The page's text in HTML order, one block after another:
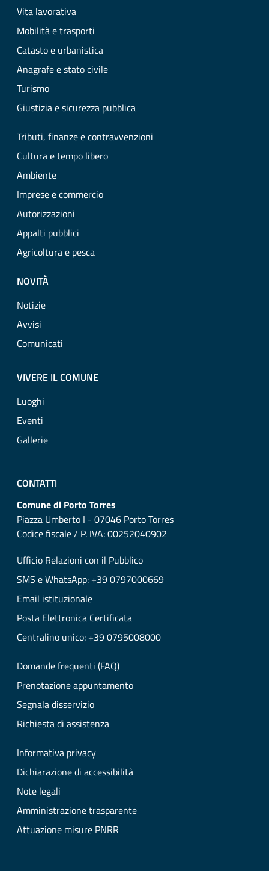
Vita lavorativa
Mobilità e trasporti
Catasto e urbanistica
Anagrafe e stato civile
Turismo
Giustizia e sicurezza pubblica
Tributi, finanze e contravvenzioni
Cultura e tempo libero
Ambiente
Imprese e commercio
Autorizzazioni
Appalti pubblici
Agricoltura e pesca
NOVITÀ
Notizie
Avvisi
Comunicati
VIVERE IL COMUNE
Luoghi
Eventi
Gallerie
CONTATTI
Comune di Porto Torres
Piazza Umberto I - 07046 Porto Torres
Codice fiscale / P. IVA: 00252040902
Ufficio Relazioni con il Pubblico
SMS e WhatsApp: +39 0797000669
Email istituzionale
Posta Elettronica Certificata
Centralino unico: +39 0795008000
Domande frequenti (FAQ)
Prenotazione appuntamento
Segnala disservizio
Richiesta di assistenza
Informativa privacy
Dichiarazione di accessibilità
Note legali
Amministrazione trasparente
Attuazione misure PNRR